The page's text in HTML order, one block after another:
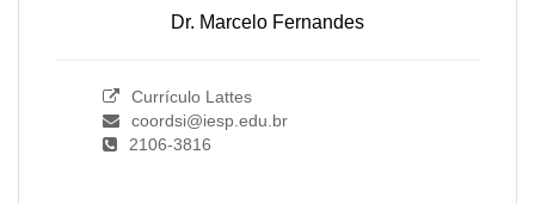
Dr. Marcelo Fernandes
Currículo Lattes
coordsi@iesp.edu.br
2106-3816